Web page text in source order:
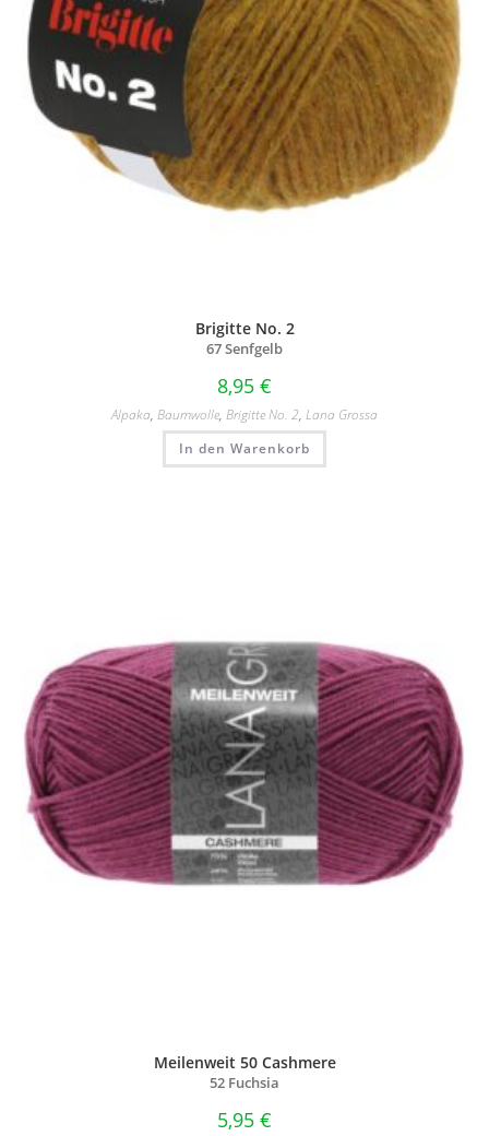
Brigitte No. 2
67 Senfgelb
8,95 €
Alpaka, Baumwolle, Brigitte No. 2, Lana Grossa
In den Warenkorb
Meilenweit 50 Cashmere
52 Fuchsia
5,95 €